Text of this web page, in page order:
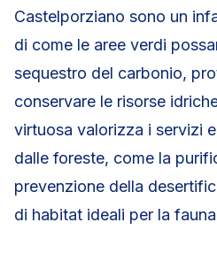
Castelporziano sono un
di come le aree verdi
sequestro del carbonio,
conservare le risorse
virtuosa valorizza i servizi
dalle foreste, come la
prevenzione della
di habitat ideali per la